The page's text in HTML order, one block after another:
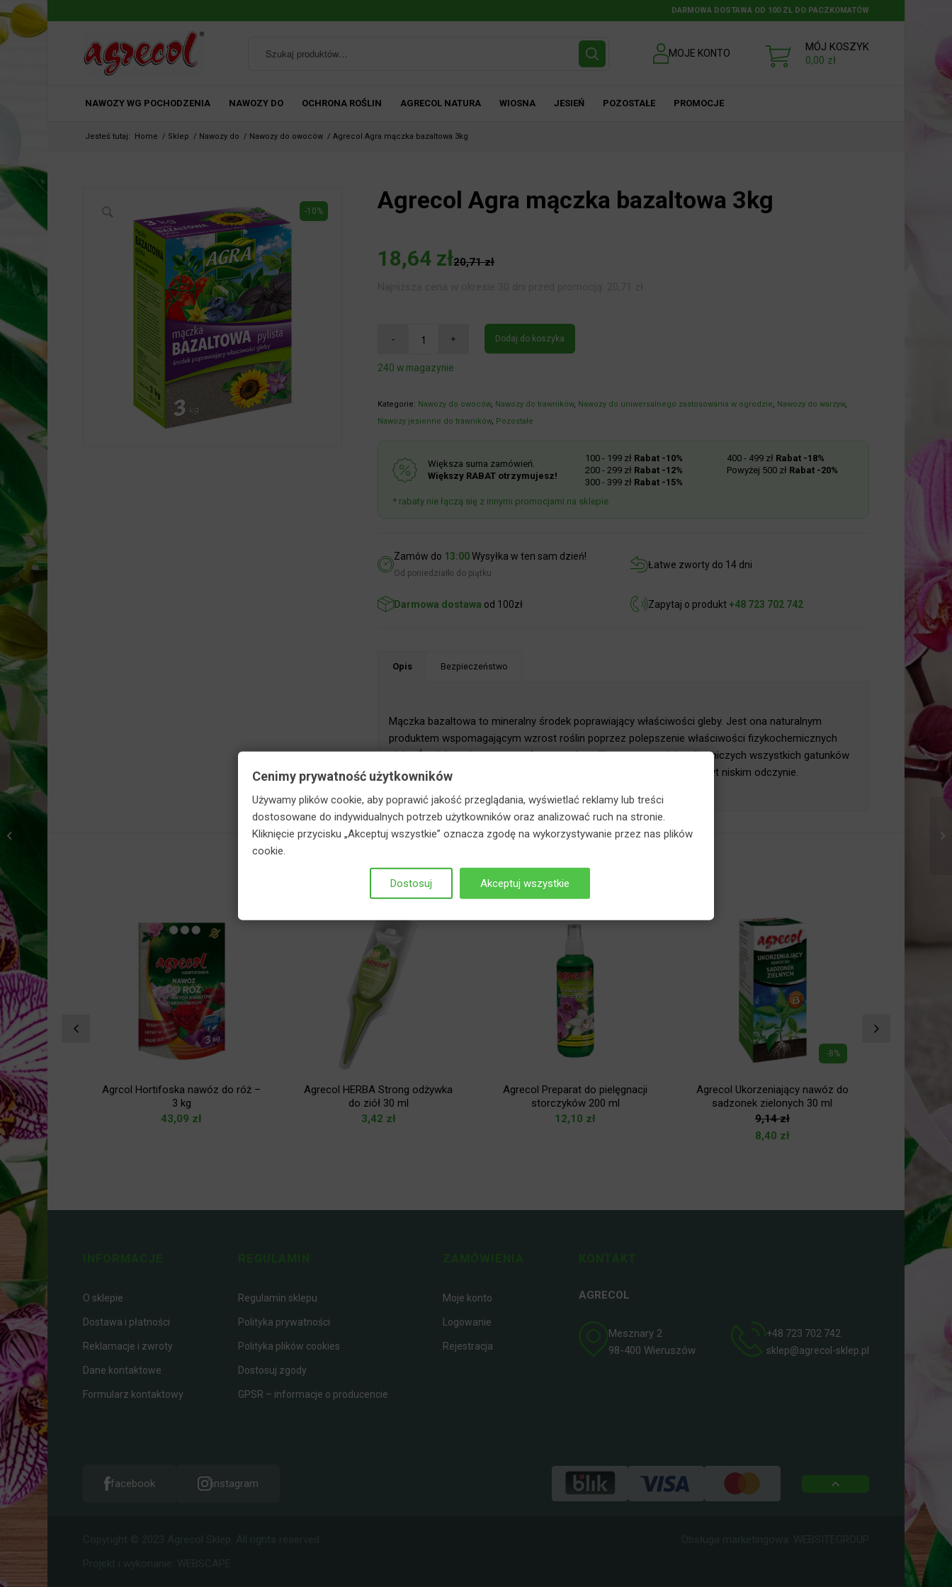
DARMOWA DOSTAWA OD 100 ZŁ DO PACZKOMATÓW
MOJE KONTO
MÓJ KOSZYK
0,00 zł
NAWOZY WG POCHODZENIA NAWOZY DO OCHRONA ROŚLIN AGRECOL NATURA WIOSNA JESIEŃ POZOSTAŁE PROMOCJE
Jesteś tutaj: Home / Sklep / Nawozy do / Nawozy do owoców / Agrecol Agra mączka bazaltowa 3kg
-10% Agrecol Agra mączka bazaltowa 3kg
20,71zł
18,64 zł
Dodaj do koszyka
240 w magazynie
Kategorie:Nawozy do owoców,Nawozy do trawników,Nawozy do uniwersalnego zastosowania w ogrodzie,Nawozy do warzyw,
Nawozy jesienne do trawników,Pozostałe
Większa suma zamówień.
Większy RABAT otrzymujesz!
100 - 199 złRabat -10%
200 - 299 złRabat -12%
300 - 399 złRabat -15%
400 - 499 złRabat -18%
Powyżej 500 złRabat -20%
* rabaty nie łączą się z innymi promocjami na sklepie
Zamów do13:00Wysyłka w ten sam dzień!
Od poniedziałki do piątku
Łatwe zworty do 14 dni
Darmowa dostawaod 100zł Zapytaj o produkt+48 723 702 742
Opis Bezpieczeństwo
Mączka bazaltowa to mineralny środek poprawiający właściwości gleby. Jest ona naturalnym
produktem wspomagającym wzrost roślin poprzez polepszenie właściwości fizykochemicznych
gleby. Środek można stosować w uprawie roślin warzywnych i sadowniczych wszystkich gatunków
roślin. Polecany jest szczególnie na gleby lekkie lub zbyt zwięzłe o zbyt niskim odczynie.
Również mogą Ci się przydać
tuba do
drzewach
-9%
Agrcol Hortifoska nawóz do róż –
3 kg
43,09 zł
Agrecol HERBA Strong odżywka
do ziół 30 ml
3,42 zł
Agrecol Preparat do pielęgnacji
storczyków 200 ml
12,10 zł
Agrecol Ukorzeniający nawóz do
sadzonek zielonych 30 ml
9,14zł
8,40 zł
-8%
O sklepie
Dostawa i płatności
Reklamacje i zwroty
Dane kontaktowe
Formularz kontaktowy
Regulamin sklepu
Polityka prywatności
Polityka plików cookies
Dostosuj zgody
GPSR – informacje o producencie
Moje konto
Logowanie
Rejestracja
AGRECOL
Mesznary 2
98-400 Wieruszów
+48 723 702 742
sklep@agrecol-sklep.pl
facebook instagram
Cenimy prywatność użytkowników
Używamy plików cookie, aby poprawić jakość przeglądania, wyświetlać reklamy lub treści
dostosowane do indywidualnych potrzeb użytkowników oraz analizować ruch na stronie.
Kliknięcie przycisku „Akceptuj wszystkie” oznacza zgodę na wykorzystywanie przez nas plików
cookie.
Dostosuj Akceptuj wszystkie